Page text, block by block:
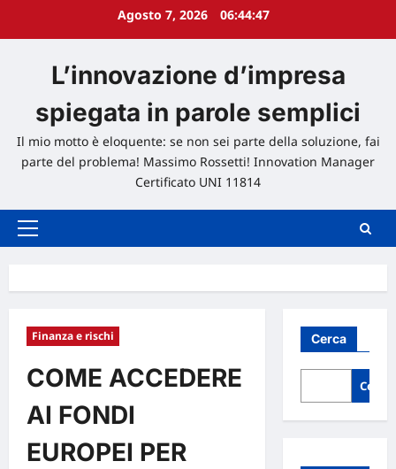
Agosto 7, 2026 06:44:48
L’innovazione d’impresa
spiegata in parole semplici
Il mio motto è eloquente: se non sei parte della soluzione, fai
parte del problema! Massimo Rossetti! Innovation Manager
Certificato UNI 11814
Menu
Finanza e rischi
COME ACCEDERE
AI FONDI
EUROPEI PER
Cerca
Cerca